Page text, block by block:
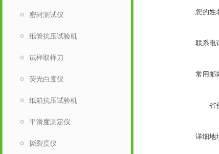
您的姓
联系电
常用邮
省
详细地
密封测试仪
纸管抗压试验机
试样取样刀
荧光白度仪
纸箱抗压试验机
平滑度测定仪
撕裂度仪